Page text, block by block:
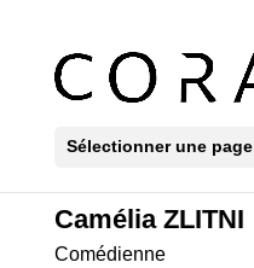
Sélectionner une page
Camélia ZLITNI
Comédienne